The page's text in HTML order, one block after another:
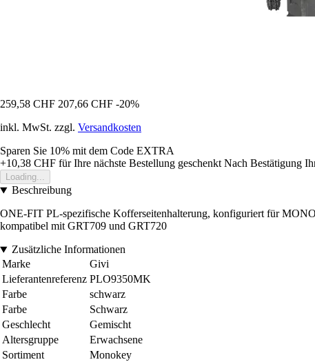
259,58 CHF 207,66 CHF -20%
inkl. MwSt. zzgl. Versandkosten
Sparen Sie 10% mit dem Code EXTRA
+10,38 CHF für Ihre nächste Bestellung geschenkt Nach Bestätigung
Loading...
Beschreibung
ONE-FIT PL-spezifische Kofferseitenhalterung, konfiguriert für
kompatibel mit GRT709 und GRT720
Zusätzliche Informationen
Marke
Givi
Lieferantenreferenz PLO9350MK
Farbe
schwarz
Farbe
Schwarz
Geschlecht
Gemischt
Altersgruppe
Erwachsene
Sortiment
Monokey